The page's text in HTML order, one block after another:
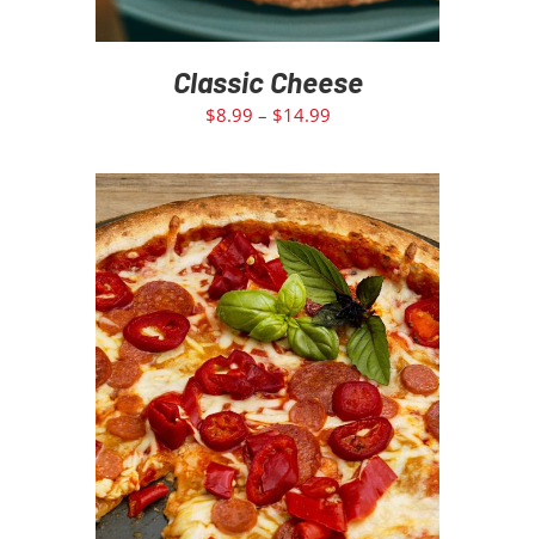
Classic Cheese
$8.99 – $14.99
DETAILS